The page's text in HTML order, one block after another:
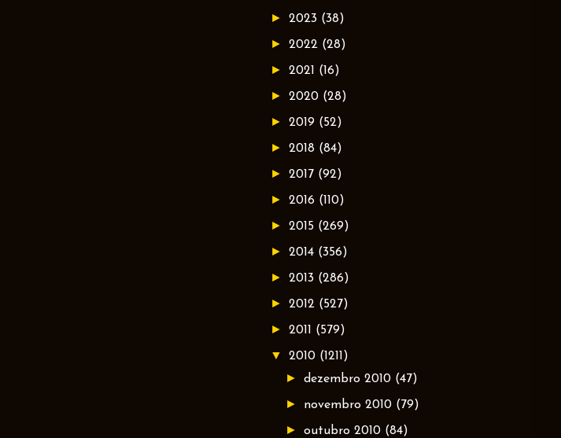
► 2023 (38)
► 2022 (28)
► 2021 (16)
► 2020 (28)
► 2019 (52)
► 2018 (84)
► 2017 (92)
► 2016 (110)
► 2015 (269)
► 2014 (356)
► 2013 (286)
► 2012 (527)
► 2011 (579)
▼ 2010 (1211)
►dezembro 2010 (47)
► novembro 2010 (79)
►outubro 2010 (84)